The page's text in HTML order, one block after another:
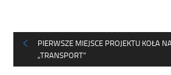
PIERWSZE MIEJSCE PROJEKTU KOŁA
„TRANSPORT”